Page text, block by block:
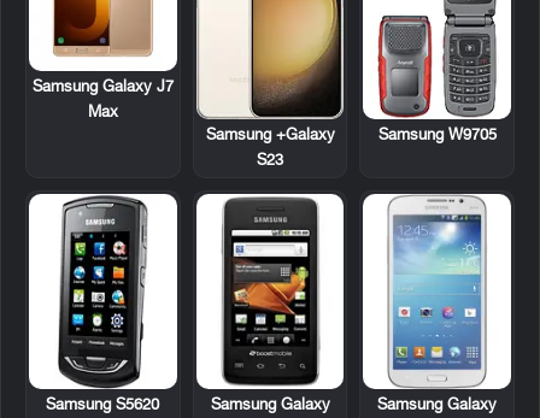
Samsung W9705
Samsung +Galaxy
S23
Samsung Galaxy J7
Max
Samsung Galaxy
Samsung Galaxy
Samsung S5620